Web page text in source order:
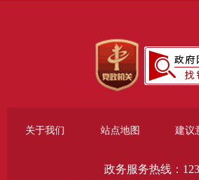
关于我们 站点地图 建议
政务服务热线：